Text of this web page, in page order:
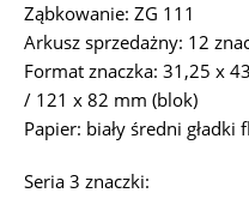
Ząbkowanie: ZG 111
Arkusz sprzedażny: 12
Format znaczka: 31,25 x
/ 121 x 82 mm (blok)
Papier: biały średni gładki
Seria 3 znaczki: